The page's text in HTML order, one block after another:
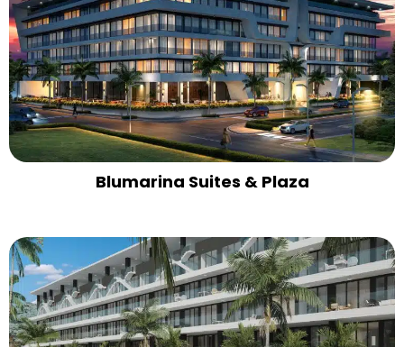
Blumarina Suites & Plaza